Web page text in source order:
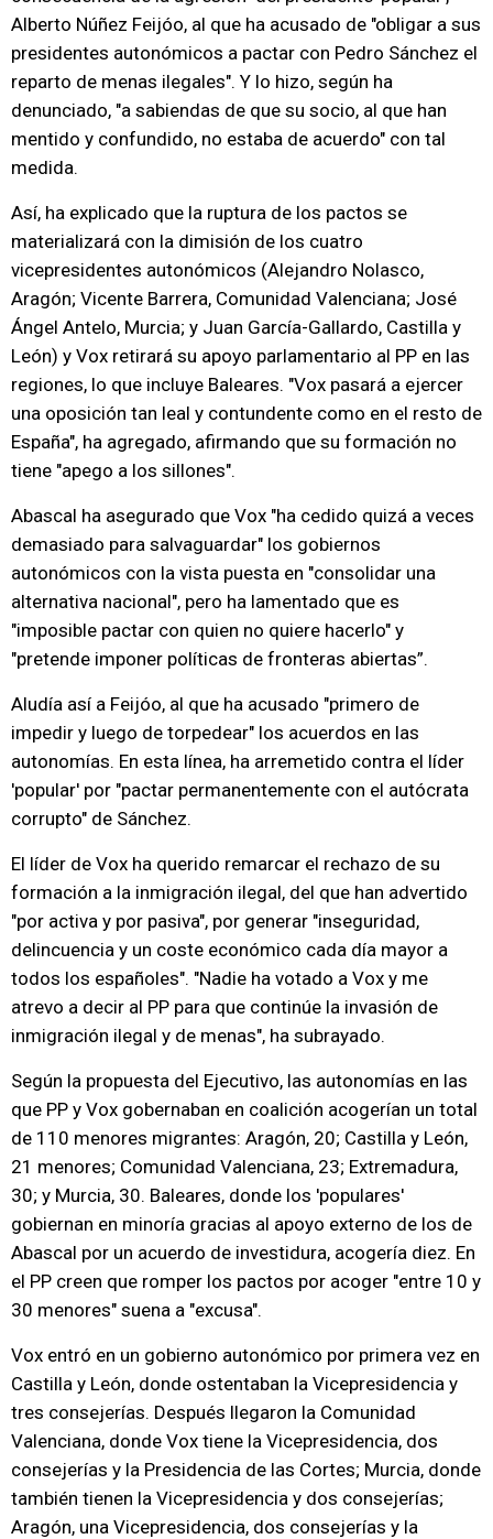
Alberto Núñez Feijóo, al que ha acusado de "obligar a sus
presidentes autonómicos a pactar con Pedro Sánchez el
reparto de menas ilegales". Y lo hizo, según ha
denunciado, "a sabiendas de que su socio, al que han
mentido y confundido, no estaba de acuerdo" con tal
medida.
Así, ha explicado que la ruptura de los pactos se
materializará con la dimisión de los cuatro
vicepresidentes autonómicos (Alejandro Nolasco,
Aragón; Vicente Barrera, Comunidad Valenciana; José
Ángel Antelo, Murcia; y Juan García-Gallardo, Castilla y
León) y Vox retirará su apoyo parlamentario al PP en las
regiones, lo que incluye Baleares. "Vox pasará a ejercer
una oposición tan leal y contundente como en el resto de
España", ha agregado, afirmando que su formación no
tiene "apego a los sillones".
Abascal ha asegurado que Vox "ha cedido quizá a veces
demasiado para salvaguardar" los gobiernos
autonómicos con la vista puesta en "consolidar una
alternativa nacional", pero ha lamentado que es
"imposible pactar con quien no quiere hacerlo" y
"pretende imponer políticas de fronteras abiertas”.
Aludía así a Feijóo, al que ha acusado "primero de
impedir y luego de torpedear" los acuerdos en las
autonomías. En esta línea, ha arremetido contra el líder
'popular' por "pactar permanentemente con el autócrata
corrupto" de Sánchez.
El líder de Vox ha querido remarcar el rechazo de su
formación a la inmigración ilegal, del que han advertido
"por activa y por pasiva", por generar "inseguridad,
delincuencia y un coste económico cada día mayor a
todos los españoles". "Nadie ha votado a Vox y me
atrevo a decir al PP para que continúe la invasión de
inmigración ilegal y de menas", ha subrayado.
Según la propuesta del Ejecutivo, las autonomías en las
que PP y Vox gobernaban en coalición acogerían un total
de 110 menores migrantes: Aragón, 20; Castilla y León,
21 menores; Comunidad Valenciana, 23; Extremadura,
30; y Murcia, 30. Baleares, donde los 'populares'
gobiernan en minoría gracias al apoyo externo de los de
Abascal por un acuerdo de investidura, acogería diez. En
el PP creen que romper los pactos por acoger "entre 10 y
30 menores" suena a "excusa".
Vox entró en un gobierno autonómico por primera vez en
Castilla y León, donde ostentaban la Vicepresidencia y
tres consejerías. Después llegaron la Comunidad
Valenciana, donde Vox tiene la Vicepresidencia, dos
consejerías y la Presidencia de las Cortes; Murcia, donde
también tienen la Vicepresidencia y dos consejerías;
Aragón, una Vicepresidencia, dos consejerías y la